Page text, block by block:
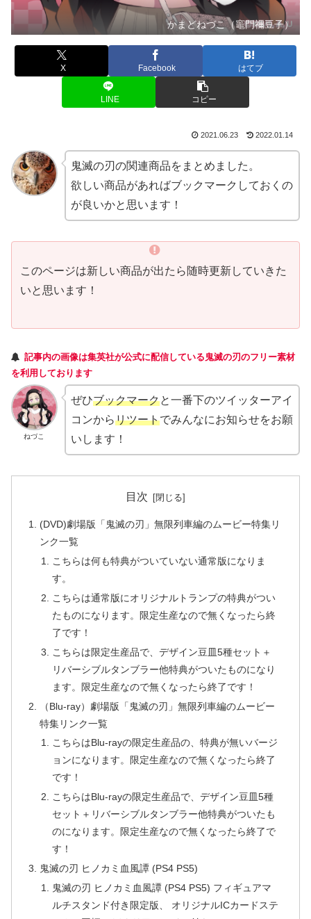
かまどねづこ（竈門禰豆子）
X Facebook はてブ
LINE コピー
2021.06.23 2022.01.14
鬼滅の刃の関連商品をまとめました。
欲しい商品があればブックマークしておくの
が良いかと思います！
このページは新しい商品が出たら随時更新していきた
いと思います！
記事内の画像は集英社が公式に配信している鬼滅の刃のフリー素材
を利用しております
ねづこ
ぜひブックマークと一番下のツイッターアイ
コンからリツートでみんなにお知らせをお願
いします！
目次
(DVD)劇場版「鬼滅の刃」無限列車編のムービー特集リ
ンク一覧
こちらは何も特典がついていない通常版になりま
す。
こちらは通常版にオリジナルトランプの特典がつい
たものになります。限定生産なので無くなったら終
了です！
こちらは限定生産品で、デザイン豆皿5種セット＋
リバーシブルタンブラー他特典がついたものになり
ます。限定生産なので無くなったら終了です！
（Blu-ray）劇場版「鬼滅の刃」無限列車編のムービー
特集リンク一覧
こちらはBlu-rayの限定生産品の、特典が無いバージ
ョンになります。限定生産なので無くなったら終了
です！
こちらはBlu-rayの限定生産品で、デザイン豆皿5種
セット＋リバーシブルタンブラー他特典がついたも
のになります。限定生産なので無くなったら終了で
す！
鬼滅の刃 ヒノカミ血風譚 (PS4 PS5)
鬼滅の刃 ヒノカミ血風譚 (PS4 PS5) フィギュアマ
ルチスタンド付き限定版、 オリジナルICカードステ